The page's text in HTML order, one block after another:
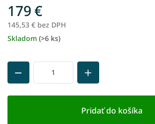
179 €
145,53 € bez DPH
Jednotková
Skladom (>6 ks)
Pridať do košíka